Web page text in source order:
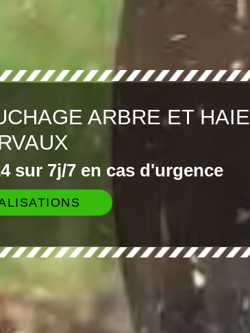
ARBRE ET HAIE
sur 7j/7 en cas d'urgence